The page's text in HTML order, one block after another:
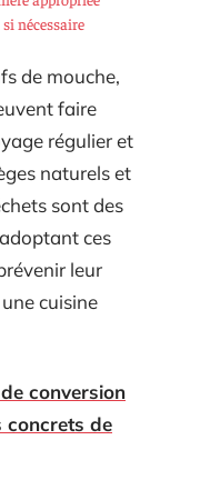
nécessaire
de mouche,
faire
régulier et
naturels et
sont des
ces
leur
cuisine
conversion
concrets de